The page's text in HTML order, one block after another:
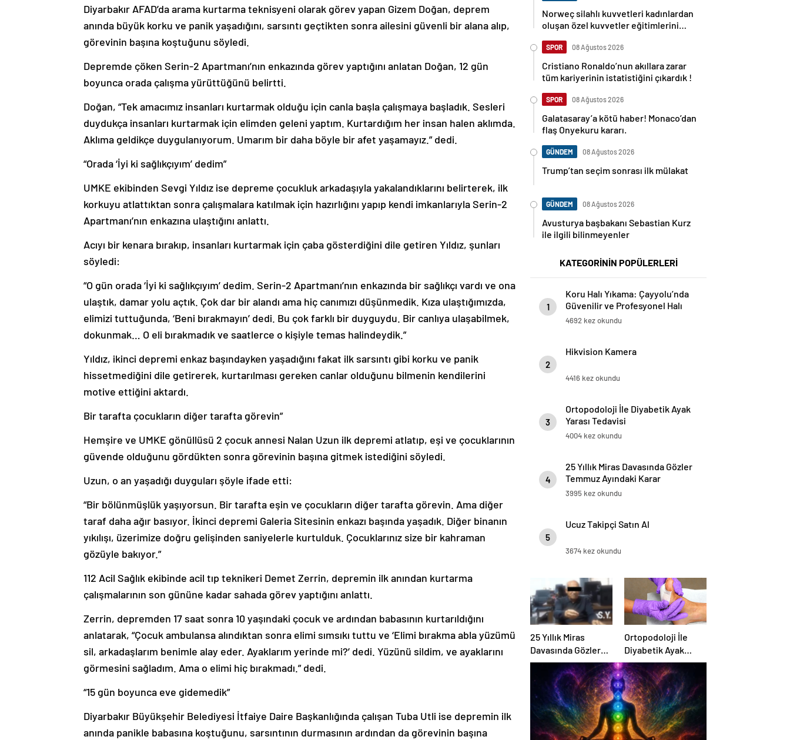
Diyarbakır AFAD’da arama kurtarma teknisyeni olarak görev yapan Gizem Doğan, deprem
anında büyük korku ve panik yaşadığını, sarsıntı geçtikten sonra ailesini güvenli bir alana alıp,
görevinin başına koştuğunu söyledi.
Depremde çöken Serin-2 Apartmanı’nın enkazında görev yaptığını anlatan Doğan, 12 gün
boyunca orada çalışma yürüttüğünü belirtti.
Doğan, “Tek amacımız insanları kurtarmak olduğu için canla başla çalışmaya başladık. Sesleri
duydukça insanları kurtarmak için elimden geleni yaptım. Kurtardığım her insan halen aklımda.
Aklıma geldikçe duygulanıyorum. Umarım bir daha böyle bir afet yaşamayız.” dedi.
“Orada ‘İyi ki sağlıkçıyım’ dedim”
UMKE ekibinden Sevgi Yıldız ise depreme çocukluk arkadaşıyla yakalandıklarını belirterek, ilk
korkuyu atlattıktan sonra çalışmalara katılmak için hazırlığını yapıp kendi imkanlarıyla Serin-2
Apartmanı’nın enkazına ulaştığını anlattı.
Acıyı bir kenara bırakıp, insanları kurtarmak için çaba gösterdiğini dile getiren Yıldız, şunları
söyledi:
“O gün orada ‘İyi ki sağlıkçıyım’ dedim. Serin-2 Apartmanı’nın enkazında bir sağlıkçı vardı ve ona
ulaştık, damar yolu açtık. Çok dar bir alandı ama hiç canımızı düşünmedik. Kıza ulaştığımızda,
elimizi tuttuğunda, ‘Beni bırakmayın’ dedi. Bu çok farklı bir duyguydu. Bir canlıya ulaşabilmek,
dokunmak… O eli bırakmadık ve saatlerce o kişiyle temas halindeydik.”
Yıldız, ikinci depremi enkaz başındayken yaşadığını fakat ilk sarsıntı gibi korku ve panik
hissetmediğini dile getirerek, kurtarılması gereken canlar olduğunu bilmenin kendilerini
motive ettiğini aktardı.
Bir tarafta çocukların diğer tarafta görevin”
Hemşire ve UMKE gönüllüsü 2 çocuk annesi Nalan Uzun ilk depremi atlatıp, eşi ve çocuklarının
güvende olduğunu gördükten sonra görevinin başına gitmek istediğini söyledi.
Uzun, o an yaşadığı duyguları şöyle ifade etti:
“Bir bölünmüşlük yaşıyorsun. Bir tarafta eşin ve çocukların diğer tarafta görevin. Ama diğer
taraf daha ağır basıyor. İkinci depremi Galeria Sitesinin enkazı başında yaşadık. Diğer binanın
yıkılışı, üzerimize doğru gelişinden saniyelerle kurtulduk. Çocuklarınız size bir kahraman
gözüyle bakıyor.”
112 Acil Sağlık ekibinde acil tıp teknikeri Demet Zerrin, depremin ilk anından kurtarma
çalışmalarının son gününe kadar sahada görev yaptığını anlattı.
Zerrin, depremden 17 saat sonra 10 yaşındaki çocuk ve ardından babasının kurtarıldığını
anlatarak, “Çocuk ambulansa alındıktan sonra elimi sımsıkı tuttu ve ‘Elimi bırakma abla yüzümü
sil, arkadaşlarım benimle alay eder. Ayaklarım yerinde mi?’ dedi. Yüzünü sildim, ve ayaklarını
görmesini sağladım. Ama o elimi hiç bırakmadı.” dedi.
“15 gün boyunca eve gidemedik”
Diyarbakır Büyükşehir Belediyesi İtfaiye Daire Başkanlığında çalışan Tuba Utli ise depremin ilk
anında panikle babasına koştuğunu, sarsıntının durmasının ardından da görevinin başına
Norweç silahlı kuvvetleri kadınlardan
oluşan özel kuvvetler eğitimlerini
SPOR 08 Ağustos 2026
Cristiano Ronaldo’nun akıllara zarar
tüm kariyerinin istatistiğini çıkardık !
SPOR 08 Ağustos 2026
Galatasaray’a kötü haber! Monaco’dan
flaş Onyekuru kararı.
GÜNDEM 08 Ağustos 2026
Trump’tan seçim sonrası ilk mülakat
GÜNDEM 08 Ağustos 2026
Avusturya başbakanı Sebastian Kurz
ile ilgili bilinmeyenler
KATEGORİNİN POPÜLERLERİ
1
Koru Halı Yıkama: Çayyolu’nda
Güvenilir ve Profesyonel Halı
Temizliği
4692 kez okundu
2
Hikvision Kamera
4416 kez okundu
3
Ortopodoloji İle Diyabetik Ayak
Yarası Tedavisi
4004 kez okundu
4
25 Yıllık Miras Davasında Gözler
Temmuz Ayındaki Karar
Duruşmasına Çevrildi
3995 kez okundu
5
Ucuz Takipçi Satın Al
3674 kez okundu
25 Yıllık Miras
Davasında Gözler
Temmuz Ayındaki
Karar Duruşmasına
Çevrildi
Ortopodoloji İle
Diyabetik Ayak
Yarası Tedavisi